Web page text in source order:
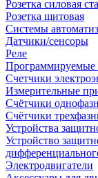
Розетка силовая
Розетка щитовая
Системы
Датчики/сенсоры
Реле
Программируемые
Счетчики
Измерительные
Счётчики
Счётчики
Устройства
Устройство
Электродвигатели